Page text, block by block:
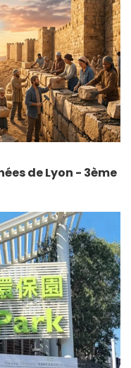
de Lyon - 3ème